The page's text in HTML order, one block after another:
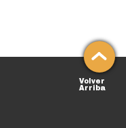
Volver
Arriba